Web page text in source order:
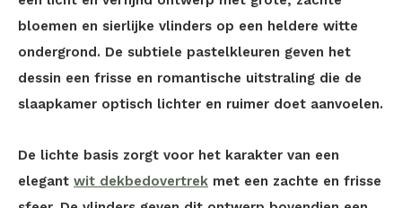
bloemen en sierlijke vlinders op een heldere witte
ondergrond. De subtiele pastelkleuren geven het
dessin een frisse en romantische uitstraling die de
slaapkamer optisch lichter en ruimer doet aanvoelen.
De lichte basis zorgt voor het karakter van een
elegant wit dekbedovertrek met een zachte en frisse